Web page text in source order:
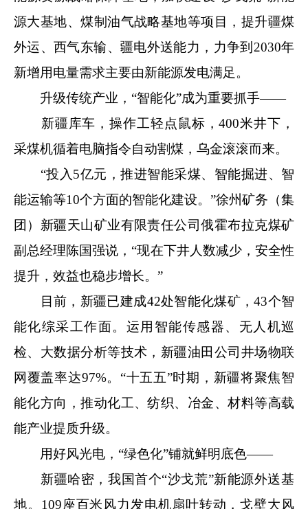
源大基地、煤制油气战略基地等项目，提升疆煤
外运、西气东输、疆电外送能力，力争到2030年
新增用电量需求主要由新能源发电满足。
升级传统产业，“智能化”成为重要抓手——
新疆库车，操作工轻点鼠标，400米井下，
采煤机循着电脑指令自动割煤，乌金滚滚而来。
“投入5亿元，推进智能采煤、智能掘进、智
能运输等10个方面的智能化建设。”徐州矿务（集
团）新疆天山矿业有限责任公司俄霍布拉克煤矿
副总经理陈国强说，“现在下井人数减少，安全性
提升，效益也稳步增长。”
目前，新疆已建成42处智能化煤矿，43个智
能化综采工作面。运用智能传感器、无人机巡
检、大数据分析等技术，新疆油田公司井场物联
网覆盖率达97%。“十五五”时期，新疆将聚焦智
能化方向，推动化工、纺织、冶金、材料等高载
能产业提质升级。
用好风光电，“绿色化”铺就鲜明底色——
新疆哈密，我国首个“沙戈荒”新能源外送基
地。109座百米风力发电机扇叶转动，戈壁大风